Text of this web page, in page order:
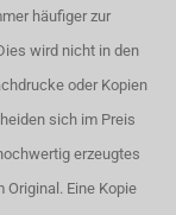
häufiger zur
wird nicht in den
oder Kopien
sich im Preis
erzeugtes
Eine Kopie